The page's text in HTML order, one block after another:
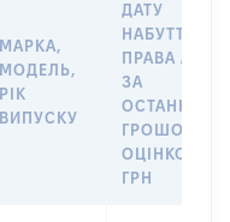
МАРКА,
МОДЕЛЬ,
РІК
ВИПУСКУ
ДАТУ
НАБУТТЯ
ПРАВА АБО
ЗА
ГРОШОВОЮ
ОЦІНКОЮ,
ГРН